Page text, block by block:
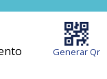
Generar Qr